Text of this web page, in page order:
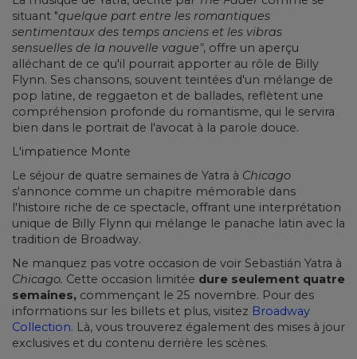
situant "quelque part entre les romantiques
sentimentaux des temps anciens et les vibras
sensuelles de la nouvelle vague", offre un aperçu
alléchant de ce qu'il pourrait apporter au rôle de Billy
Flynn. Ses chansons, souvent teintées d'un mélange de
pop latine, de reggaeton et de ballades, reflètent une
compréhension profonde du romantisme, qui le servira
bien dans le portrait de l'avocat à la parole douce.
L'impatience Monte
Le séjour de quatre semaines de Yatra à Chicago
s'annonce comme un chapitre mémorable dans
l'histoire riche de ce spectacle, offrant une interprétation
unique de Billy Flynn qui mélange le panache latin avec la
tradition de Broadway.
Ne manquez pas votre occasion de voir Sebastián Yatra à
Chicago. Cette occasion limitée dure seulement quatre
semaines, commençant le 25 novembre. Pour des
informations sur les billets et plus, visitez Broadway
Collection. Là, vous trouverez également des mises à jour
exclusives et du contenu derrière les scènes.